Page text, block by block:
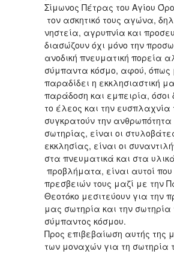
Σίμωνος Πέτρας του Αγίου
τον ασκητικό τους αγώνα,
νηστεία, αγρυπνία και
διασώζουν όχι μόνο την
ανοδική πνευματική πορεία
σύμπαντα κόσμο, αφού, όπως
παραδίδει η εκκλησιαστική
παράδοση και εμπειρία, όσοι
το έλεος και την ευσπλαχνία
συγκρατούν την ανθρωπότητα
σωτηρίας, είναι οι
εκκλησίας, είναι οι
στα πνευματικά και στα
προβλήματα, είναι αυτοί
πρεσβειών τους μαζί με την
Θεοτόκο μεσιτεύουν για την
μας σωτηρία και την σωτηρία
σύμπαντος κόσμου.
Προς επιβεβαίωση αυτής της
των μοναχών για τη σωτηρία